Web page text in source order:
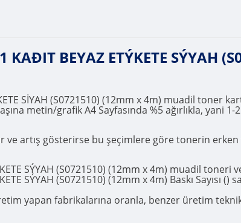
BEYAZ ETÝKETE SÝYAH
SİYAH (S0721510) (12mm x 4m) muadil toner
metin/grafik A4 Sayfasında %5 ağırlıkla, yani
ve artış gösterirse bu şeçimlere göre tonerin
SÝYAH (S0721510) (12mm x 4m) muadil
SÝYAH (S0721510) (12mm x 4m) Baskı Sayısı ()
yapan fabrikalarına oranla, benzer üretim